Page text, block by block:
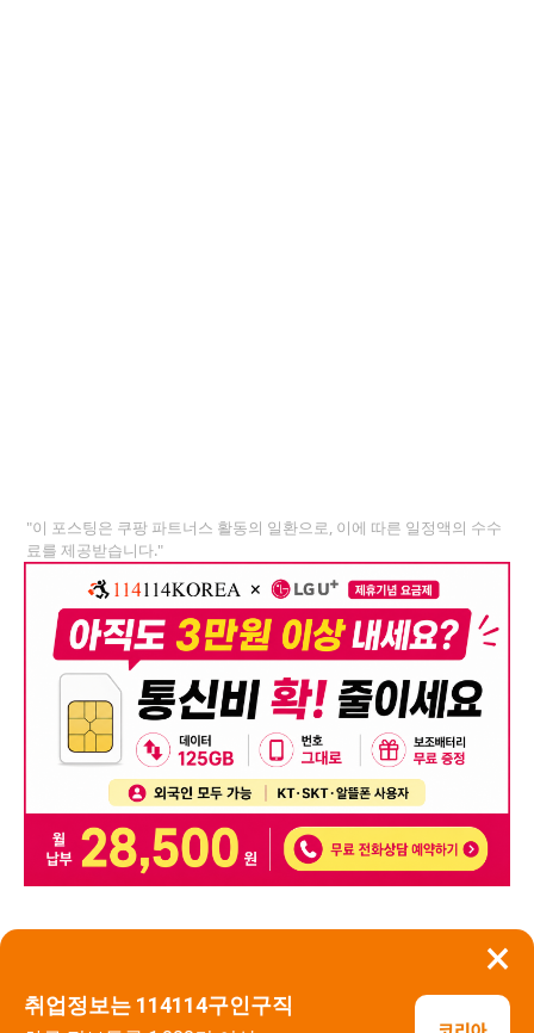
×
취업정보는 114114구인구직
"이 포스팅은 쿠팡 파트너스 활동의 일환으로, 이에 따른 일정액의 수수
료를 제공받습니다."